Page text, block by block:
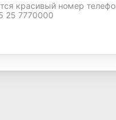
красивый номер
25 7770000